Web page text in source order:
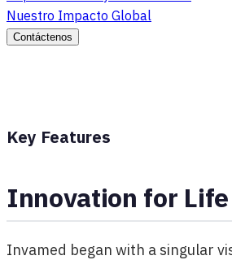
Nuestro Impacto Global
Contáctenos
Key Features
Innovation for Life
Invamed began with a singular